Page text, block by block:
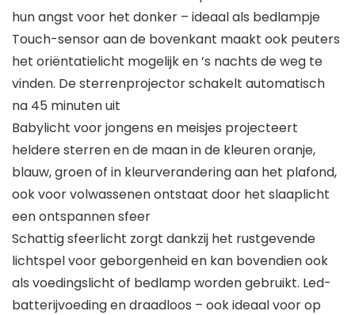
hun angst voor het donker – ideaal als bedlampje
Touch-sensor aan de bovenkant maakt ook peuters
het oriëntatielicht mogelijk en ’s nachts de weg te
vinden. De sterrenprojector schakelt automatisch
na 45 minuten uit
Babylicht voor jongens en meisjes projecteert
heldere sterren en de maan in de kleuren oranje,
blauw, groen of in kleurverandering aan het plafond,
ook voor volwassenen ontstaat door het slaaplicht
een ontspannen sfeer
Schattig sfeerlicht zorgt dankzij het rustgevende
lichtspel voor geborgenheid en kan bovendien ook
als voedingslicht of bedlamp worden gebruikt. Led-
batterijvoeding en draadloos – ook ideaal voor op